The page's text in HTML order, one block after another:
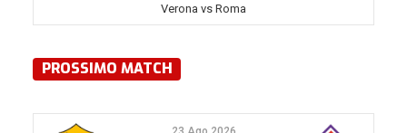
Verona vs Roma
PROSSIMO MATCH